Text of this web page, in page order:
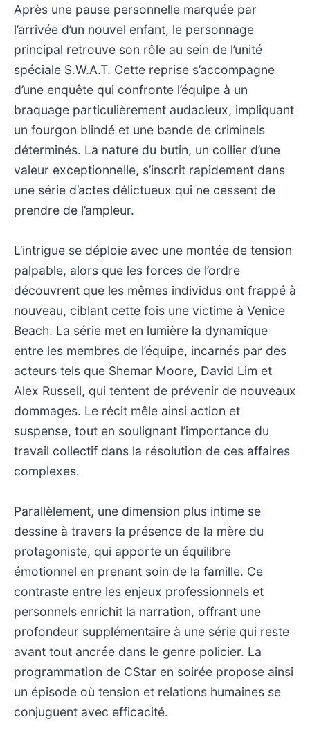
Après une pause personnelle marquée par
l’arrivée d’un nouvel enfant, le personnage
principal retrouve son rôle au sein de l’unité
spéciale S.W.A.T. Cette reprise s’accompagne
d’une enquête qui confronte l’équipe à un
braquage particulièrement audacieux, impliquant
un fourgon blindé et une bande de criminels
déterminés. La nature du butin, un collier d’une
valeur exceptionnelle, s’inscrit rapidement dans
une série d’actes délictueux qui ne cessent de
prendre de l’ampleur.
L’intrigue se déploie avec une montée de tension
palpable, alors que les forces de l’ordre
découvrent que les mêmes individus ont frappé à
nouveau, ciblant cette fois une victime à Venice
Beach. La série met en lumière la dynamique
entre les membres de l’équipe, incarnés par des
acteurs tels que Shemar Moore, David Lim et
Alex Russell, qui tentent de prévenir de nouveaux
dommages. Le récit mêle ainsi action et
suspense, tout en soulignant l’importance du
travail collectif dans la résolution de ces affaires
complexes.
Parallèlement, une dimension plus intime se
dessine à travers la présence de la mère du
protagoniste, qui apporte un équilibre
émotionnel en prenant soin de la famille. Ce
contraste entre les enjeux professionnels et
personnels enrichit la narration, offrant une
profondeur supplémentaire à une série qui reste
avant tout ancrée dans le genre policier. La
programmation de CStar en soirée propose ainsi
un épisode où tension et relations humaines se
conjuguent avec efficacité.